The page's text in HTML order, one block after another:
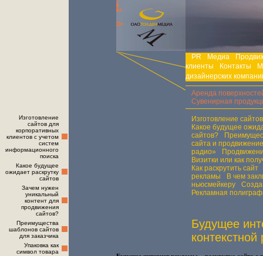
Изготовление
сайтов для
корпоративных
клиентов с учетом
систем
информационного
поиска
Какое будущее
ожидает раскрутку
сайтов
Зачем нужен
уникальный
контент для
продвижения
сайтов?
Преимущества
шаблонов сайтов
для заказчика
Упаковка как
символ товара
PR Медиа
клиенты
Контакты
дизайнерских
Аренда
Сувенирная
Изготовление
Какое будущее
сайтов?
сайта и
радио»
Визитки или как
Как раскрутить сайт
рекламы
В чем
ньюсмейкеру
Рекламная
Будущее